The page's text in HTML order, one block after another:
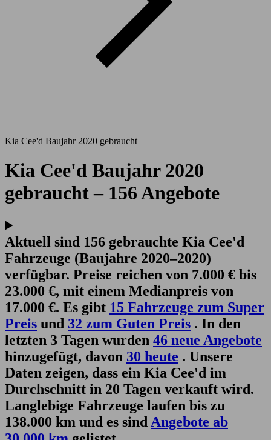
Kia Cee'd Baujahr 2020 gebraucht
Kia Cee'd Baujahr 2020
gebraucht – 156 Angebote
Aktuell sind 156 gebrauchte Kia Cee'd
Fahrzeuge (Baujahre 2020–2020)
verfügbar. Preise reichen von 7.000 € bis
23.000 €, mit einem Medianpreis von
17.000 €. Es gibt 15 Fahrzeuge zum Super
Preis und 32 zum Guten Preis . In den
letzten 3 Tagen wurden 46 neue Angebote
hinzugefügt, davon 30 heute . Unsere
Daten zeigen, dass ein Kia Cee'd im
Durchschnitt in 20 Tagen verkauft wird.
Langlebige Fahrzeuge laufen bis zu
138.000 km und es sind Angebote ab